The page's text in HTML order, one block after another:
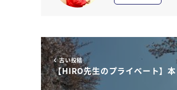
古い投稿
【HIRO先生のプライベート】